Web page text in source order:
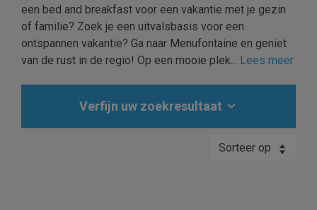
een bed and breakfast voor een vakantie met je gezin
of familie? Zoek je een uitvalsbasis voor een
ontspannen vakantie? Ga naar Menufontaine en geniet
van de rust in de regio! Op een mooie plek... Lees meer
Verfijn uw zoekresultaat
Sorteer op